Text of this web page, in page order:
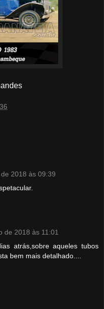
2018 às 09:39
de 2018 às 11:01
atrás,sobre aqueles tubos
bem mais detalhado....